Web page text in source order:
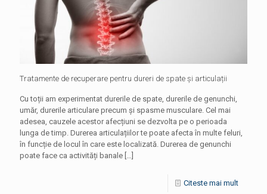
Tratamente de recuperare pentru dureri de spate și articulații
Cu toții am experimentat durerile de spate, durerile de genunchi,
umăr, durerile articulare precum și spasme musculare. Cel mai
adesea, cauzele acestor afecțiuni se dezvolta pe o perioada
lunga de timp. Durerea articulațiilor te poate afecta în multe feluri,
în funcție de locul în care este localizată. Durerea de genunchi
poate face ca activități banale […]
Citeste mai mult